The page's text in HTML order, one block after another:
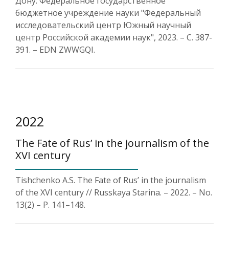
бюджетное учреждение науки "Федеральный
исследовательский центр Южный научный
центр Российской академии наук", 2023. – С. 387-
391. – EDN ZWWGQI.
2022
The Fate of Rus’ in the journalism of the
XVI century
Tishchenko A.S. The Fate of Rus’ in the journalism
of the XVI century // Russkaya Starina. – 2022. – No.
13(2) – P. 141–148.